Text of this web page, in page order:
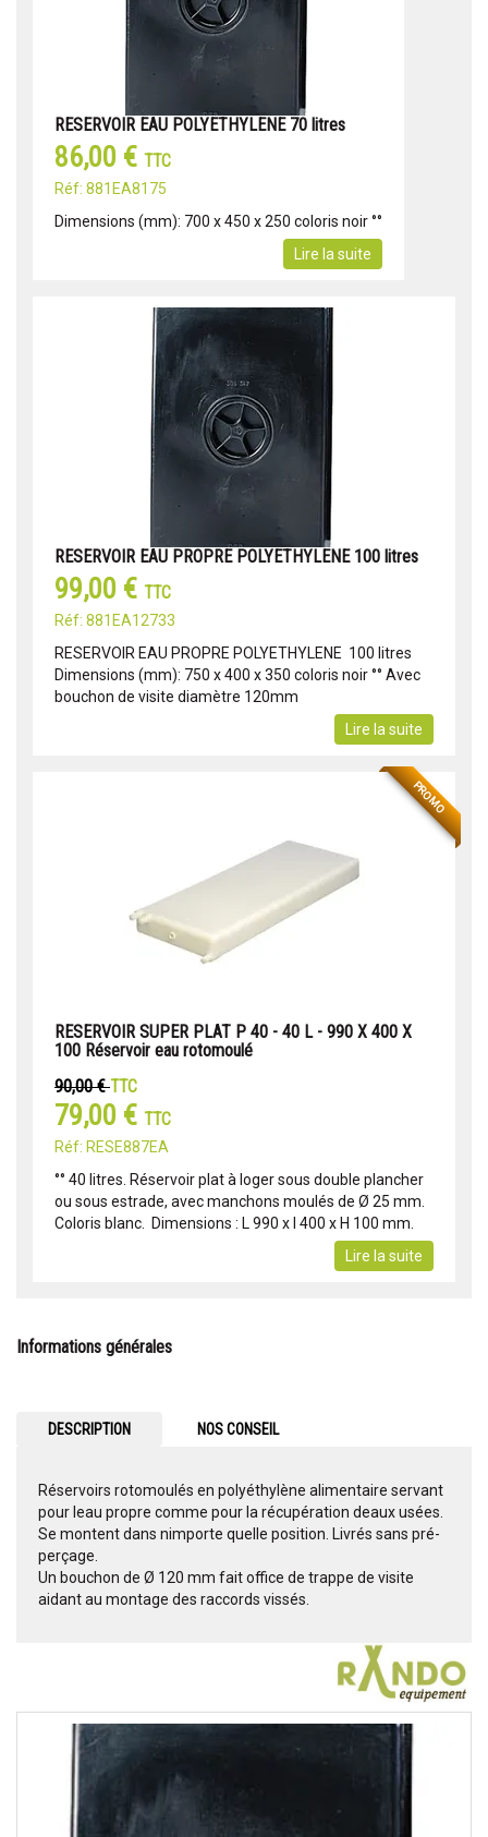
RESERVOIR EAU POLYETHYLENE 70 litres
86,00 € TTC
Réf: 881EA8175
Dimensions (mm): 700 x 450 x 250 coloris noir °°
Lire la suite
RESERVOIR EAU PROPRE POLYETHYLENE 100 litres
99,00 € TTC
Réf: 881EA12733
RESERVOIR EAU PROPRE POLYETHYLENE 100 litres
Dimensions (mm): 750 x 400 x 350 coloris noir °° Avec
bouchon de visite diamètre 120mm
Lire la suite
PROMO
RESERVOIR SUPER PLAT P 40 - 40 L - 990 X 400 X
100 Réservoir eau rotomoulé
90,00 €TTC
79,00 € TTC
Réf: RESE887EA
°° 40 litres. Réservoir plat à loger sous double plancher
ou sous estrade, avec manchons moulés de Ø 25 mm.
Coloris blanc.  Dimensions : L 990 x l 400 x H 100 mm.
Lire la suite
Informations générales
DESCRIPTION NOS CONSEIL
Réservoirs rotomoulés en polyéthylène alimentaire servant
pour leau propre comme pour la récupération deaux usées.
Se montent dans nimporte quelle position. Livrés sans pré-
perçage.
Un bouchon de Ø 120 mm fait office de trappe de visite
aidant au montage des raccords vissés.